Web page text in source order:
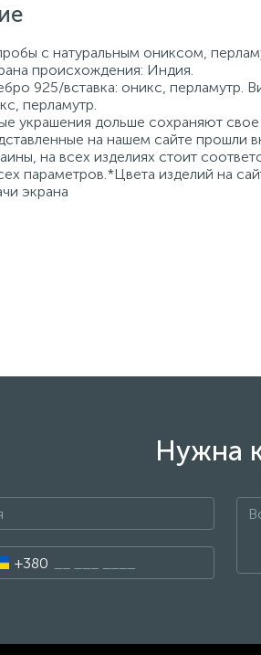
с натуральным ониксом,
происхождения: Индия.
925/вставка: оникс, перламутр.
перламутр.
украшения дольше сохраняют
на нашем сайте прошли
на всех изделиях стоит
параметров.*Цвета изделий на
экрана
Нужна
+380